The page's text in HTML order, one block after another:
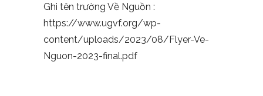
Ghi tên trường Về Nguồn :
https://www.ugvf.org/wp-
content/uploads/2023/08/Flyer-Ve-
Nguon-2023-final.pdf